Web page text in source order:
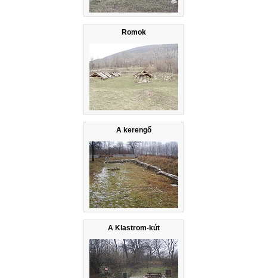
Romok
A kerengő
A Klastrom-kút